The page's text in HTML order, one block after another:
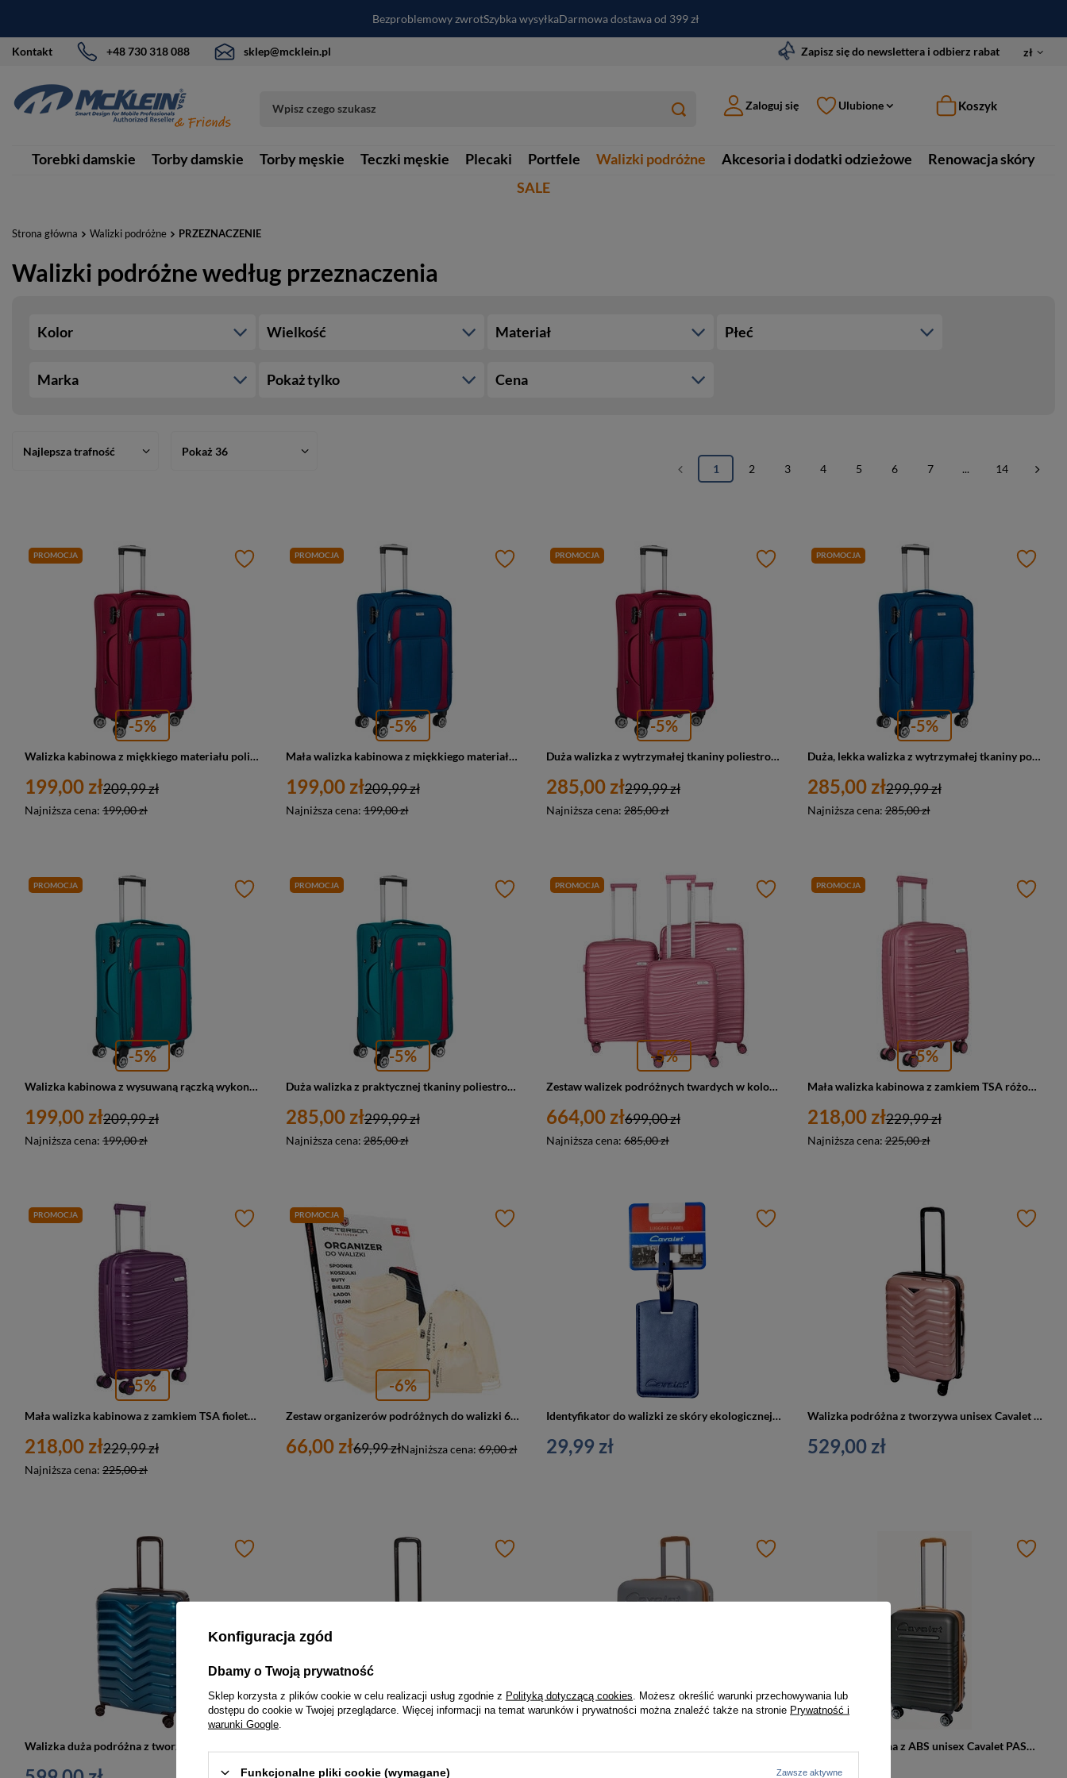
Bezproblemowy zwrotSzybka wysyłkaDarmowa dostawa od 399 zł
Kontakt +48 730 318 088 sklep@mcklein.pl Zapisz się do newslettera i odbierz rabat zł
Zaloguj się Ulubione Koszyk
Torebki damskie Torby damskie Torby męskie Teczki męskie Plecaki Portfele Walizki podróżne Akcesoria i dodatki odzieżowe
Renowacja skóry
SALE
Strona główna Walizki podróżne PRZEZNACZENIE
Walizki podróżne według przeznaczenia
Kolor Wielkość Materiał Płeć
Marka Pokaż tylko Cena
Najlepsza trafność
Pokaż 36
1
2 3 4 5 6 7 ... 14
PROMOCJA
-5%
Walizka kabinowa z miękkiego materiału poliestrowego w czerwono-niebieskim kolorze - Peterson
199,00 zł
Najniższa cena: 199,00 zł
209,99 zł
PROMOCJA
-5%
Mała walizka kabinowa z miękkiego materiału poliestrowego w niebiesko-czerwonym kolorze - Peterson
199,00 zł
Najniższa cena:199,00 zł
209,99 zł
PROMOCJA
-5%
Duża walizka z wytrzymałej tkaniny poliestrowej w czerwono-niebieskim kolorze - Peterson
285,00 zł
Najniższa cena: 285,00 zł
299,99 zł
PROMOCJA
-5%
Duża, lekka walizka z wytrzymałej tkaniny poliestrowej w niebiesko-czerwonym kolorze - Peterson
285,00 zł
Najniższa cena:285,00 zł
299,99 zł
PROMOCJA
-5%
Walizka kabinowa z wysuwaną rączką wykonana z poliestru w turkusowo-różowym kolorze - Peterson
199,00 zł
Najniższa cena: 199,00 zł
209,99 zł
PROMOCJA
-5%
Duża walizka z praktycznej tkaniny poliestrowej w turkusowo-różowym - Peterson
285,00 zł
Najniższa cena:285,00 zł
299,99 zł
PROMOCJA
-5%
Zestaw walizek podróżnych twardych w kolorze różowym - Peterson WA06-SET3
664,00 zł
Najniższa cena: 685,00 zł
699,00 zł
PROMOCJA
-5%
Mała walizka kabinowa z zamkiem TSA różowa 4 kółka ABS - Peterson WA06-W-S
218,00 zł
Najniższa cena:225,00 zł
229,99 zł
PROMOCJA
-5%
Mała walizka kabinowa z zamkiem TSA fioletowa 4 kółka ABS - Peterson WA06-W-S
218,00 zł
Najniższa cena: 225,00 zł
229,99 zł
PROMOCJA
-6%
Zestaw organizerów podróżnych do walizki 6 szt. beżowe - Peterson OP-SET6
66,00 zł Najniższa cena:69,00 zł
69,99 zł
Identyfikator do walizki ze skóry ekologicznej unisex Cavalet Dalby zawieszka niebieska
29,99 zł
Walizka podróżna z tworzywa unisex Cavalet SMYGEHUK M na 4 kółkach różowa
529,00 zł
Walizka podróżna z ABS unisex Cavalet PASADENA M średnia na 4 kółkach antracyt
Konfiguracja zgód
Dbamy o Twoją prywatność
Sklep korzysta z plików cookie w celu realizacji usług zgodnie z Polityką dotyczącą cookies . Możesz określić warunki przechowywania lub
dostępu do cookie w Twojej przeglądarce. Więcej informacji na temat warunków i prywatności można znaleźć także na stronie Prywatność i
warunki Google
Funkcjonalne pliki cookie (wymagane) Zawsze aktywne